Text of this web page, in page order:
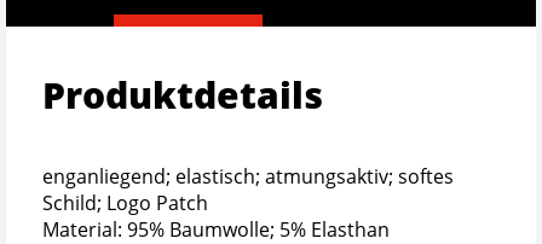
Produktdetails
enganliegend; elastisch; atmungsaktiv; softes
Schild; Logo Patch
Material: 95% Baumwolle; 5% Elasthan